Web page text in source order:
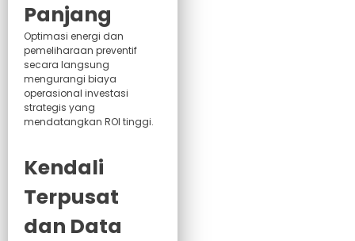
Panjang
Optimasi energi dan
pemeliharaan preventif
secara langsung
mengurangi biaya
operasional investasi
strategis yang
mendatangkan ROI tinggi.
Kendali
Terpusat
dan Data